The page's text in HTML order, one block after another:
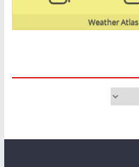
Weather Atlas